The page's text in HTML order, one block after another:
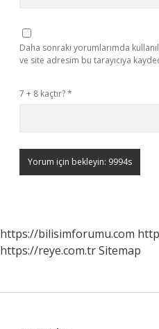
Daha sonraki yorumlarımda
ve site adresim bu tarayıcıya
7 + 8 kaçtır?*
https://bilisimforumu.com
https://reye.com.trSitemap